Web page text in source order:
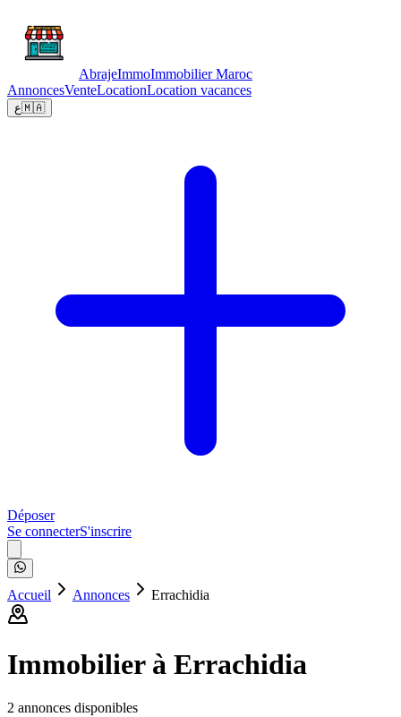
AbrajeImmoImmobilier Maroc
AnnoncesVenteLocationLocation vacances
ع🇲🇦
Déposer
Se connecterS'inscrire
Accueil Annonces Errachidia
Immobilier à Errachidia
2 annonces disponibles